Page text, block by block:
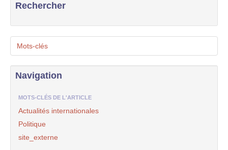
Rechercher
Mots-clés
Navigation
MOTS-CLÉS DE L'ARTICLE
Actualités internationales
Politique
site_externe